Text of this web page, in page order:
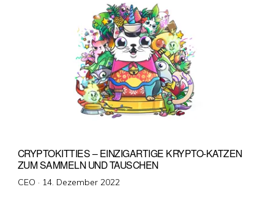
CRYPTOKITTIES – EINZIGARTIGE KRYPTO-KATZEN
ZUM SAMMELN UND TAUSCHEN
CEO · Veröffentlicht
14. Dezember 2022